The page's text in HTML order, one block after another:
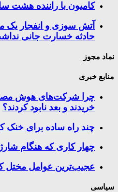
کامیون با راننده هشت
آتش سوزی و انفجار یک
حادثه خسارت جانی
نماد مجوز
منابع خبری
چرا شرکت‌های هوش
خریدند و بعد نابود کردند؟
چند راه‌ ساده برای خنک
چهار کاری که هنگام شارژ
عجیب‌ترین عوامل مختل
سیاسی